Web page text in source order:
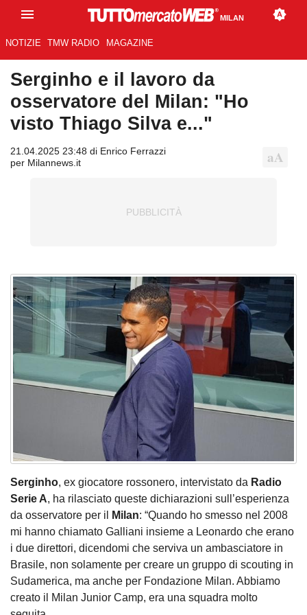
MILAN
NOTIZIE TMW RADIO MAGAZINE
Serginho e il lavoro da
osservatore del Milan: "Ho
visto Thiago Silva e..."
21.04.2025 23:48 di Enrico Ferrazzi
per Milannews.it
Serginho, ex giocatore rossonero, intervistato da Radio
Serie A, ha rilasciato queste dichiarazioni sull’esperienza
da osservatore per il
Milan: “Quando ho smesso nel 2008
mi hanno chiamato Galliani insieme a Leonardo che erano
i due direttori, dicendomi che serviva un ambasciatore in
Brasile, non solamente per creare un gruppo di scouting in
Sudamerica, ma anche per Fondazione Milan. Abbiamo
creato il Milan Junior Camp, era una squadra molto